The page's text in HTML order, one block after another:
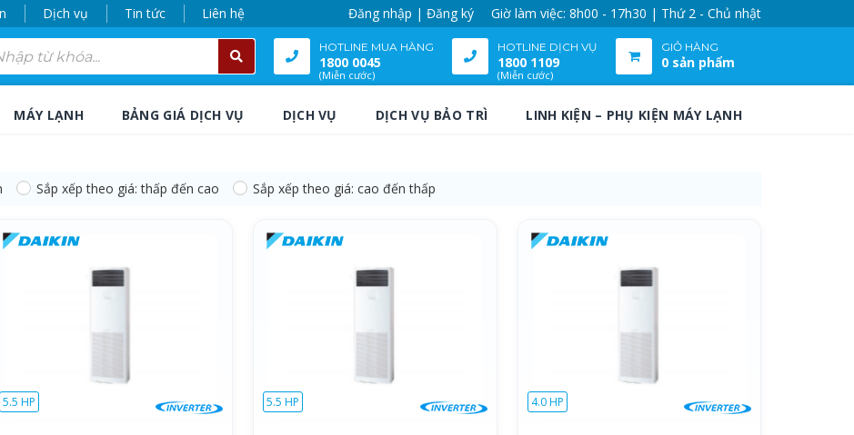
Dịch vụ Tin tức Liên hệ Đăng nhập | Đăng ký Giờ làm việc: 8h00 - 17h30 | Thứ 2 - Chủ nhật
HOTLINE MUA HÀNG
1800 0045
(Miễn cước)
HOTLINE DỊCH VỤ
1800 1109
(Miễn cước)
GIỎ HÀNG
0 sản phẩm
MÁY LẠNH BẢNG GIÁ DỊCH VỤ DỊCH VỤ DỊCH VỤ BẢO TRÌ LINH KIỆN – PHỤ KIỆN MÁY LẠNH
Sắp xếp theo giá: thấp đến cao Sắp xếp theo giá: cao đến thấp
5.5 HP 5.5 HP 4.0 HP